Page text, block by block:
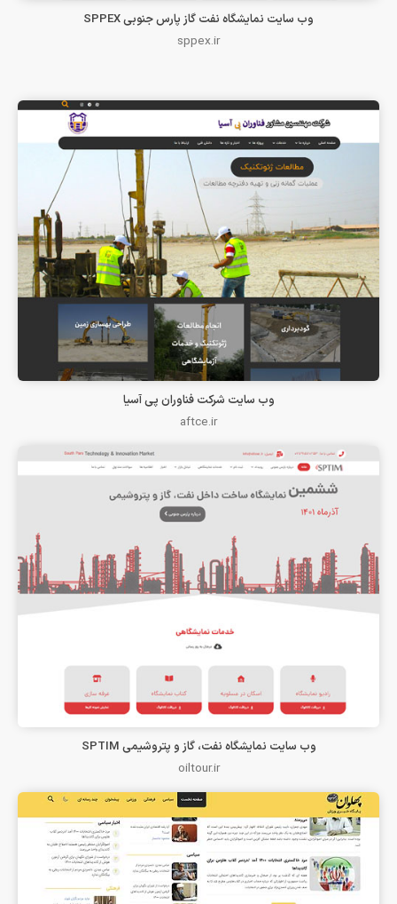
وب سایت نمایشگاه نفت گاز پارس جنوبی SPPEX
sppex.ir
وب سایت شرکت فناوران پی آسیا
aftce.ir
وب سایت نمایشگاه نفت، گاز و پتروشیمی SPTIM
oiltour.ir